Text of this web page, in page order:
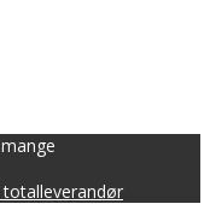
totalleverandør